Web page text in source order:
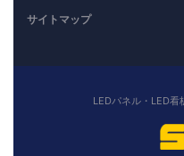
サイトマップ
LEDパネル・LED